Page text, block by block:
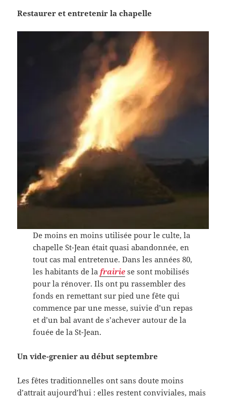
Restaurer et entretenir la chapelle
De moins en moins utilisée pour le culte, la
chapelle St-Jean était quasi abandonnée, en
tout cas mal entretenue. Dans les années 80,
les habitants de la frairiese sont mobilisés
pour la rénover. Ils ont pu rassembler des
fonds en remettant sur pied une fête qui
commence par une messe, suivie d’un repas
et d’un bal avant de s’achever autour de la
fouée de la St-Jean.
Un vide-grenier au début septembre
Les fêtes traditionnelles ont sans doute moins
d’attrait aujourd’hui : elles restent conviviales, mais